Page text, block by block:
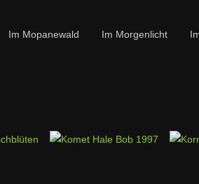
Im Mopanewald Im Morgenlicht